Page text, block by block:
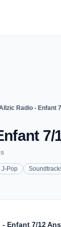
Radio - Enfant
7/
J-Pop
Enfant 7/12 Ans